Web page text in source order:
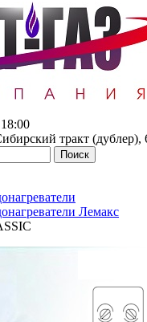
тракт
Поиск
Лемакс